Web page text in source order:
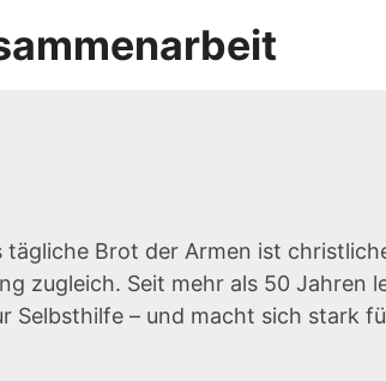
Brot der Armen ist
zugleich. Seit mehr als 50 Jahren
Selbsthilfe – und macht sich stark